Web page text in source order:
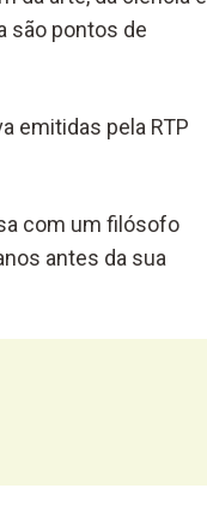
são pontos de
emitidas pela RTP
com um filósofo
antes da sua